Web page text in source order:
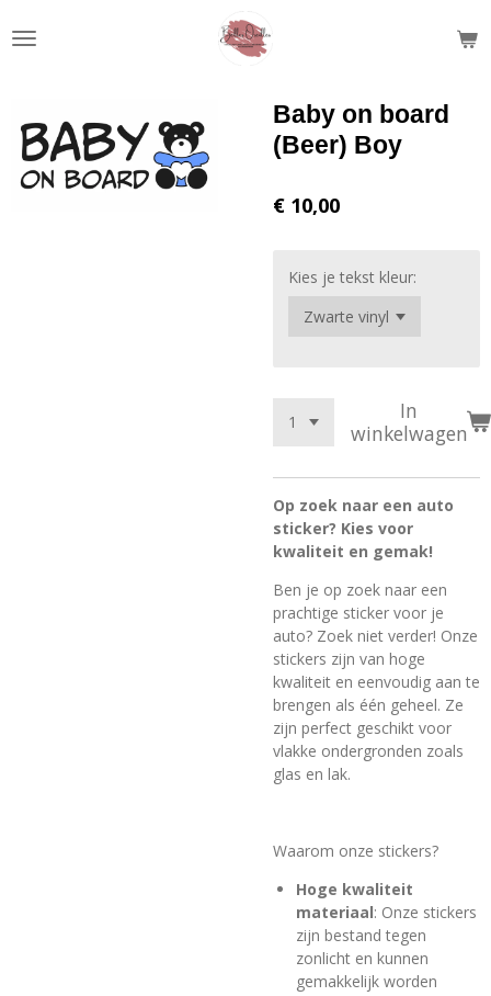
direct
Baby on board
(Beer) Boy
€ 10,00
Kies je tekst kleur:
In
winkelwagen
Op zoek naar een auto
sticker? Kies voor
kwaliteit en gemak!
Ben je op zoek naar een
prachtige sticker voor je
auto? Zoek niet verder! Onze
stickers zijn van hoge
kwaliteit en eenvoudig aan te
brengen als één geheel. Ze
zijn perfect geschikt voor
vlakke ondergronden zoals
glas en lak.
Waarom onze stickers?
Hoge kwaliteit
materiaal: Onze stickers
zijn bestand tegen
zonlicht en kunnen
gemakkelijk worden